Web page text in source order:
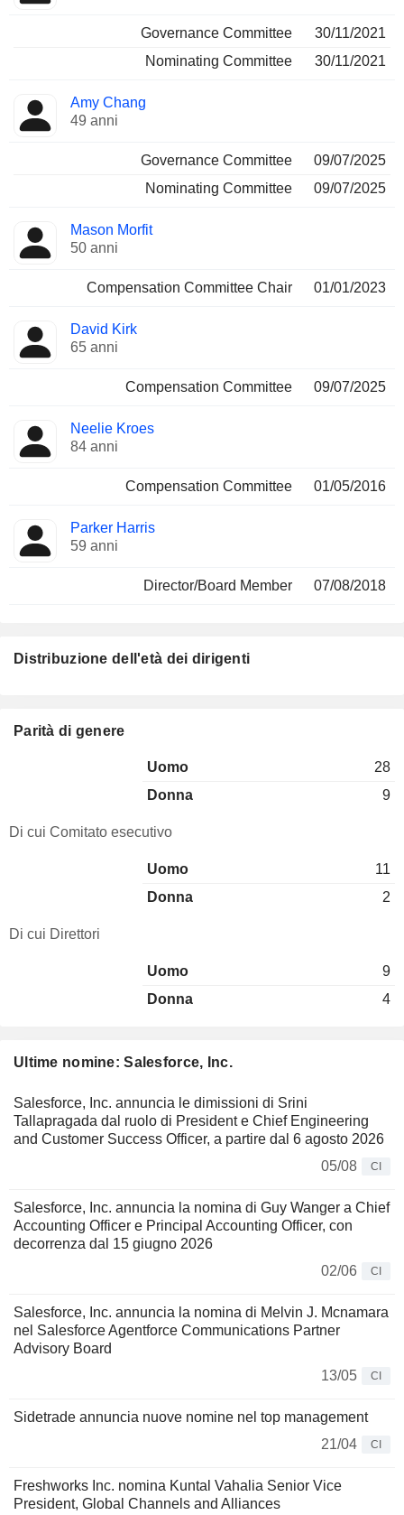
Governance Committee
30/11/2021
Nominating Committee
30/11/2021
Amy Chang
49 anni
Governance Committee
09/07/2025
Nominating Committee
09/07/2025
Mason Morfit
50 anni
Compensation Committee Chair 01/01/2023
David Kirk
65 anni
Compensation Committee 09/07/2025
Neelie Kroes
84 anni
Compensation Committee 01/05/2016
Parker Harris
59 anni
Director/Board Member 07/08/2018
Ultime nomine: Salesforce, Inc.
Salesforce, Inc. annuncia le dimissioni di Srini
Tallapragada dal ruolo di President e Chief Engineering
and Customer Success Officer, a partire dal 6 agosto 2026
05/08
CI
Salesforce, Inc. annuncia la nomina di Guy Wanger a Chief
Accounting Officer e Principal Accounting Officer, con
decorrenza dal 15 giugno 2026
02/06
CI
Salesforce, Inc. annuncia la nomina di Melvin J. Mcnamara
nel Salesforce Agentforce Communications Partner
Advisory Board
13/05
CI
Sidetrade annuncia nuove nomine nel top management
21/04
CI
Freshworks Inc. nomina Kuntal Vahalia Senior Vice
President, Global Channels and Alliances
Distribuzione dell'età dei dirigenti
Parità di genere
Uomo
28
Donna
9
Di cui Comitato esecutivo
Uomo
11
Donna
2
Di cui Direttori
Uomo
9
Donna
4